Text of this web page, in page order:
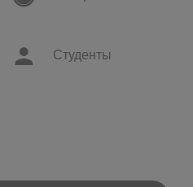
Студенты